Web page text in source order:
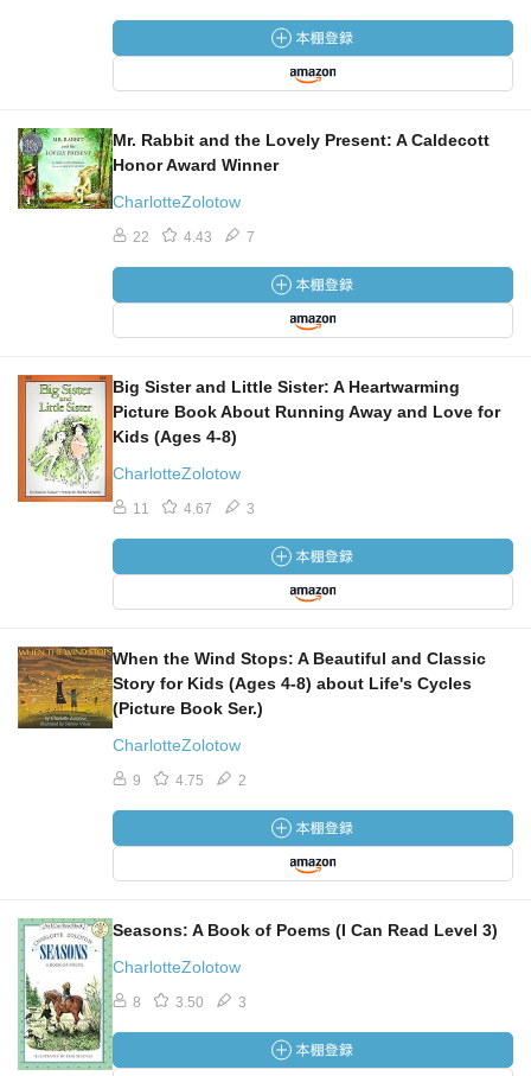
Mr. Rabbit and the Lovely Present: A Caldecott
Honor Award Winner
CharlotteZolotow
22 4.43 7
Big Sister and Little Sister: A Heartwarming
Picture Book About Running Away and Love for
Kids (Ages 4-8)
CharlotteZolotow
11 4.67 3
When the Wind Stops: A Beautiful and Classic
Story for Kids (Ages 4-8) about Life's Cycles
(Picture Book Ser.)
CharlotteZolotow
9 4.75 2
Seasons: A Book of Poems (I Can Read Level 3)
CharlotteZolotow
8 3.50 3